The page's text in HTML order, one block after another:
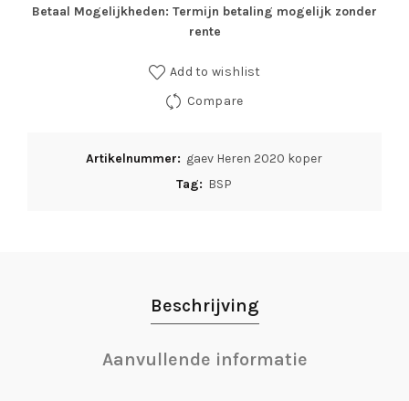
Betaal Mogelijkheden: Termijn betaling mogelijk zonder
rente
Add to wishlist
Compare
Artikelnummer: gaev Heren 2020 koper
Tag: BSP
Beschrijving
Aanvullende informatie